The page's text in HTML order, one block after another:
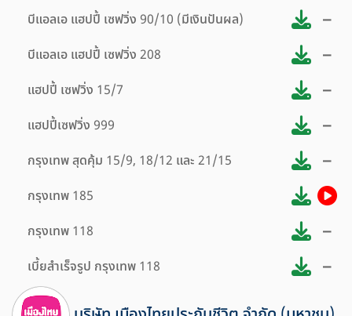
บีแอลเอ แฮปปี้ เซฟวิ่ง 90/10 (มีเงินปันผล) –
บีแอลเอ แฮปปี้ เซฟวิ่ง 208 –
แฮปปี้ เซฟวิ่ง 15/7 –
แฮปปี้เซฟวิ่ง 999 –
กรุงเทพ สุดคุ้ม 15/9, 18/12 และ 21/15 –
กรุงเทพ 185
กรุงเทพ 118
–
เบี้ยสำเร็จรูป กรุงเทพ 118 –